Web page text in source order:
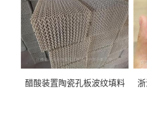
醋酸装置陶瓷孔板波纹填料